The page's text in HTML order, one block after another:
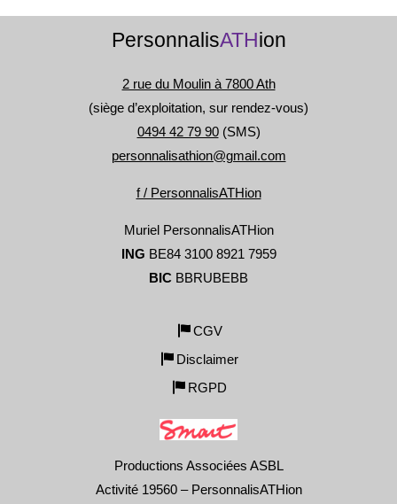
PersonnalisATHion
2 rue du Moulin à 7800 Ath
(siège d’exploitation, sur rendez-vous)
0494 42 79 90(SMS)
personnalisathion@gmail.com
f / PersonnalisATHion
Muriel PersonnalisATHion
ING BE84 3100 8921 7959
BIC BBRUBEBB
CGV
Disclaimer
RGPD
Productions Associées ASBL
Activité 19560 – PersonnalisATHion